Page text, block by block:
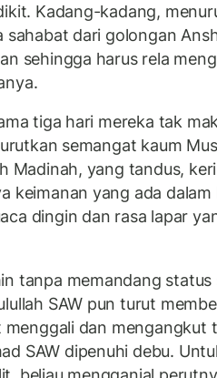
Kadang-kadang,
sahabat dari golongan
sehingga harus rela
tiga hari mereka tak
semangat kaum
Madinah, yang tandus,
keimanan yang ada dalam
dingin dan rasa lapar
tanpa memandang status
SAW pun turut
dan mengangkut
SAW dipenuhi debu.